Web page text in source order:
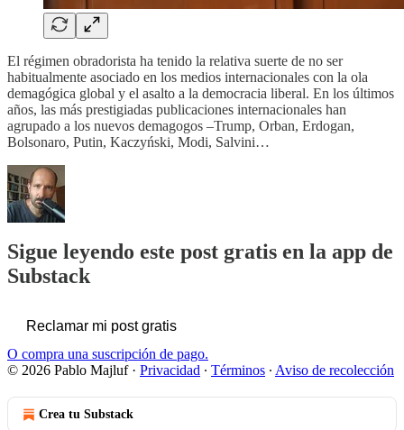
El régimen obradorista ha tenido la relativa suerte de no ser
habitualmente asociado en los medios internacionales con la ola
demagógica global y el asalto a la democracia liberal. En los últimos
años, las más prestigiadas publicaciones internacionales han
agrupado a los nuevos demagogos –Trump, Orban, Erdogan,
Bolsonaro, Putin, Kaczyński, Modi, Salvini…
Sigue leyendo este post gratis en la app de
Substack
Reclamar mi post gratis
O compra una suscripción de pago.
© 2026 Pablo Majluf· Privacidad ∙ Términos ∙ Aviso de recolección
Crea tu Substack